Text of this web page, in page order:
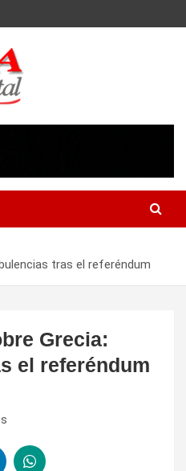
tras el referéndum
Grecia:
el referéndum